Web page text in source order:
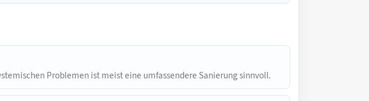
Problemen ist meist eine umfassendere Sanierung sinnvoll.